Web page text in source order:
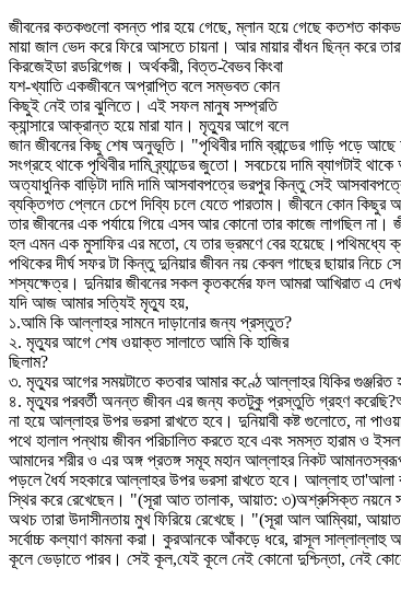
জীবনের কতকগুলো বসন্ত পার হয়ে গেছে, ম্লান হয়ে গেছে কতশত
মায়া জাল ভেদ করে ফিরে আসতে চায়না। আর মায়ার বাঁধন ছিন্ন করে
কিরজেইডা রডরিগেজ। অর্থকরী, বিত্ত-বৈভব কিংবা
যশ-খ্যাতি একজীবনে অপ্রাপ্তি বলে সম্ভবত কোন
কিছুই নেই তার ঝুলিতে। এই সফল মানুষ সম্প্রতি
ক্যান্সারে আক্রান্ত হয়ে মারা যান। মৃত্যুর আগে বলে
জান জীবনের কিছু শেষ অনুভূতি। "পৃথিবীর দামি ব্রান্ডের গাড়ি পড়ে
সংগ্রহে থাকে পৃথিবীর দামি ব্র্যান্ডের জুতো। সবচেয়ে দামি
অত্যাধুনিক বাড়িটা দামি দামি আসবাবপত্রে ভরপুর কিন্তু সেই
ব্যক্তিগত প্লেনে চেপে দিব্যি চলে যেতে পারতাম। জীবনে কোন
তার জীবনের এক পর্যায়ে গিয়ে এসব আর কোনো তার কাজে লাগছিল না।
হল এমন এক মুসাফির এর মতো, যে তার ভ্রমণে বের হয়েছে।পথিমধ্যে
পথিকের দীর্ঘ সফর টা কিন্তু দুনিয়ার জীবন নয় কেবল গাছের ছায়ার
শস্যক্ষেত্র। দুনিয়ার জীবনের সকল কৃতকর্মের ফল আমরা আখিরাত এ
যদি আজ আমার সত্যিই মৃত্যু হয়,
১.আমি কি আল্লাহর সামনে দাড়ানোর জন্য প্রস্তুত?
২. মৃত্যুর আগে শেষ ওয়াক্ত সালাতে আমি কি হাজির
ছিলাম?
৩. মৃত্যুর আগের সময়টাতে কতবার আমার কণ্ঠে আল্লাহর যিকির
৪. মৃত্যুর পরবর্তী অনন্ত জীবন এর জন্য কতটুকু প্রস্তুতি গ্রহণ
না হয়ে আল্লাহর উপর ভরসা রাখতে হবে। দুনিয়াবী কষ্ট গুলোতে, না
পথে হালাল পন্থায় জীবন পরিচালিত করতে হবে এবং সমস্ত হারাম ও
আমাদের শরীর ও এর অঙ্গ প্রতঙ্গ সমূহ মহান আল্লাহর নিকট
পড়লে ধৈর্য সহকারে আল্লাহর উপর ভরসা রাখতে হবে। আল্লাহ তা'আলা
স্থির করে রেখেছেন। "(সূরা আত তালাক, আয়াত: ৩)অশ্রুসিক্ত নয়নে
অথচ তারা উদাসীনতায় মুখ ফিরিয়ে রেখেছে। "(সূরা আল আম্বিয়া,
সর্বোচ্চ কল্যাণ কামনা করা। কুরআনকে আঁকড়ে ধরে, রাসূল সাল্লাল্লাহু
কূলে ভেড়াতে পারব। সেই কূল,যেই কূলে নেই কোনো দুশ্চিন্তা, নেই